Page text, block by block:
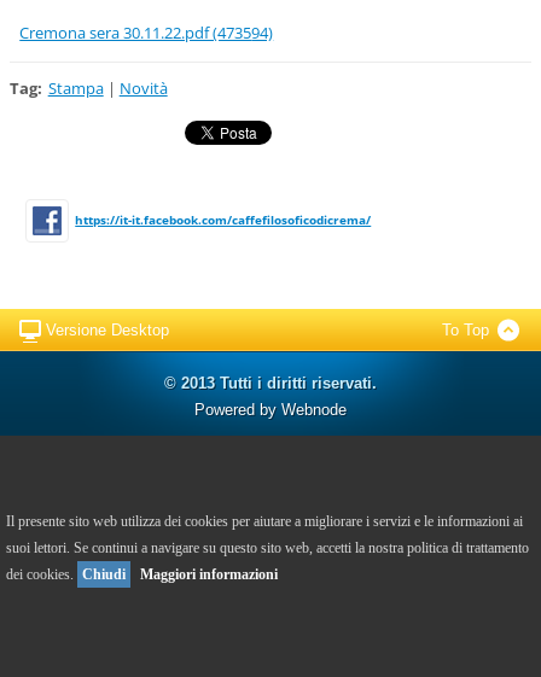
Cremona sera 30.11.22.pdf (473594)
Tag: Stampa | Novità
https://it-it.facebook.com/caffefilosoficodicrema/
Il presente sito web utilizza dei cookies per aiutare a migliorare i servizi e le informazioni ai
suoi lettori. Se continui a navigare su questo sito web, accetti la nostra politica di trattamento
dei cookies. Chiudi Maggiori informazioni
Versione Desktop To Top
© 2013 Tutti i diritti riservati.
Powered by Webnode